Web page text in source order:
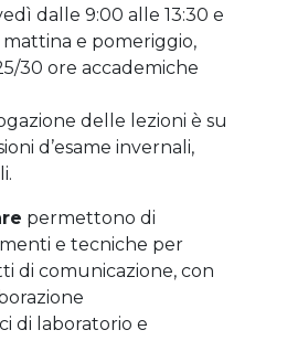
dalle 9:00 alle 13:30 e
e pomeriggio,
30 ore accademiche
delle lezioni è su
d’esame invernali,
permettono di
e tecniche per
di comunicazione, con
di laboratorio e